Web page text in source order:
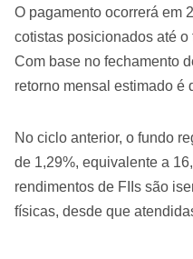
O pagamento ocorrerá em
cotistas posicionados até
Com base no fechamento
retorno mensal estimado é
No ciclo anterior, o fundo
de 1,29%, equivalente a
rendimentos de FIIs são
físicas, desde que